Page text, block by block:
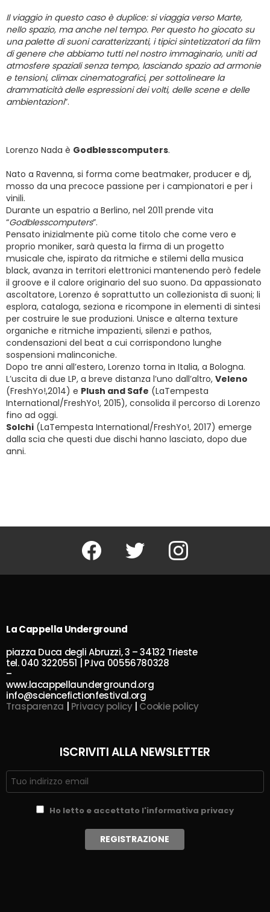
Il viaggio in questo caso è duplice: si viaggia verso Marte,
nello spazio, ma anche nel tempo. Per questo ho giocato su
una palette di suoni caratterizzanti, i tipici sintetizzatori da film
di genere che abbiamo tutti nel nostro immaginario, uniti ad
atmosfere spaziali senza tempo, lasciando spazio ad armonie
e tensioni, climax cinematografici, per sottolineare la
drammaticità delle espressioni dei volti, delle scene e delle
ambientazioni“.
Lorenzo Nada è Godblesscomputers.
Nato a Ravenna, si forma come beatmaker, producer e dj,
mosso da una precoce passione per i campionatori e per i
vinili.
Durante un espatrio a Berlino, nel 2011 prende vita
“Godblesscomputers”.
Pensato inizialmente più come titolo che come vero e
proprio moniker, sarà questa la firma di un progetto
musicale che, ispirato da ritmiche e stilemi della musica
black, avanza in territori elettronici mantenendo però fedele
il groove e il calore originario del suo suono. Da appassionato
ascoltatore, Lorenzo é soprattutto un collezionista di suoni; li
esplora, cataloga, seziona e ricompone in elementi di sintesi
per costruire le sue produzioni. Unisce e alterna texture
organiche e ritmiche impazienti, silenzi e pathos,
condensazioni del beat a cui corrispondono lunghe
sospensioni malinconiche.
Dopo tre anni all’estero, Lorenzo torna in Italia, a Bologna.
L’uscita di due LP, a breve distanza l’uno dall’altro, Veleno
(FreshYo!,2014) e Plush and Safe (LaTempesta
International/FreshYo!, 2015), consolida il percorso di Lorenzo
fino ad oggi.
Solchi (LaTempesta International/FreshYo!, 2017) emerge
dalla scia che questi due dischi hanno lasciato, dopo due
anni.
Facebook Twitter Instagram
La Cappella Underground
piazza Duca degli Abruzzi, 3 – 34132 Trieste
tel. 040 3220551 | P.Iva 00556780328
–
www.lacappellaunderground.org
info@sciencefictionfestival.org
Trasparenza
Privacy policy| Cookie policy
ISCRIVITI ALLA NEWSLETTER
Ho letto e accettato l'informativa privacy